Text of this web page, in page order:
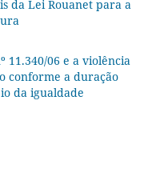
da Lei Rouanet para a
11.340/06 e a violência
conforme a duração
da igualdade